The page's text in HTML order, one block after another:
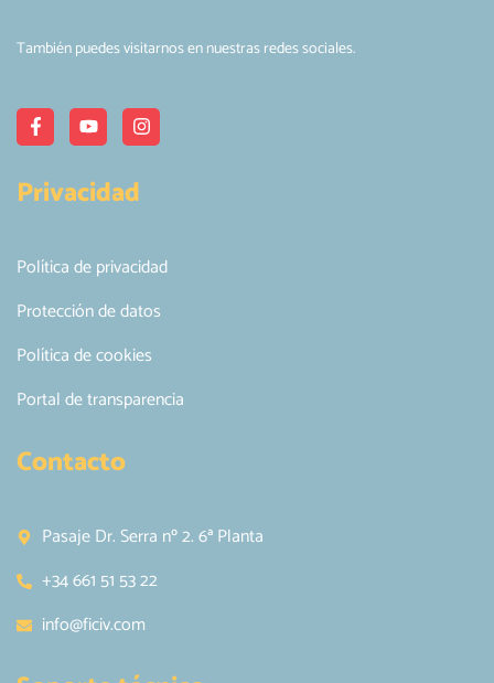
También puedes visitarnos en nuestras redes sociales.
Privacidad
Política de privacidad
Protección de datos
Política de cookies
Portal de transparencia
Contacto
Pasaje Dr. Serra nº 2. 6ª Planta
+34 661 51 53 22
info@ficiv.com